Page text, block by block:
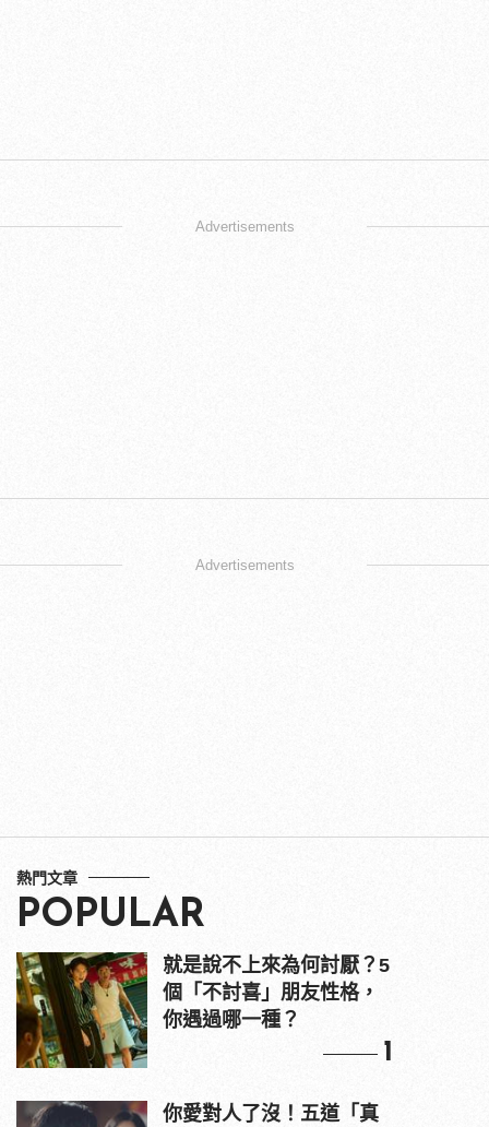
Advertisements
Advertisements
熱門文章
POPULAR
就是說不上來為何討厭？5
個「不討喜」朋友性格，
你遇過哪一種？
1
你愛對人了沒！五道「真